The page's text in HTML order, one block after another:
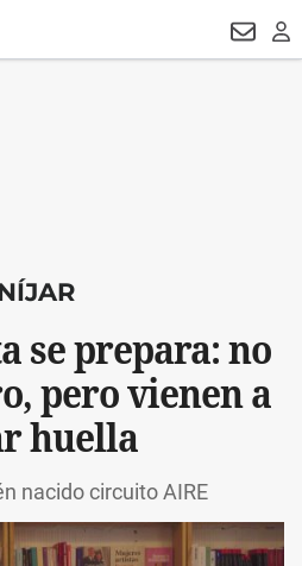
se prepara: no
pero vienen a
huella
nacido circuito AIRE